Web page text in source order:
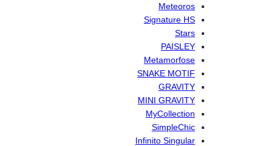
Meteoros
Signature HS
Stars
PAISLEY
Metamorfose
SNAKE MOTIF
GRAVITY
MINI GRAVITY
MyCollection
SimpleChic
Infinito Singular